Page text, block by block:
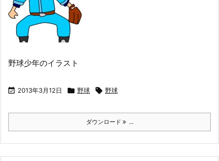
野球少年のイラスト
 2013年3月12日  野球  野球
ダウンロード ...